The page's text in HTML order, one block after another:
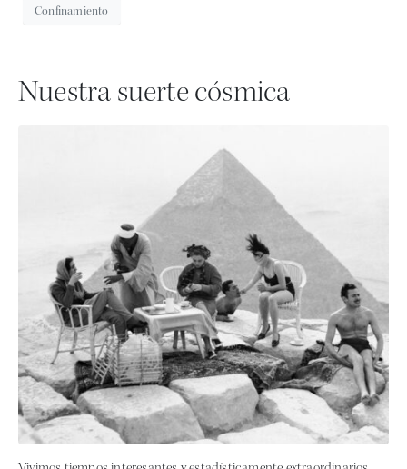
Confinamiento
Nuestra suerte cósmica